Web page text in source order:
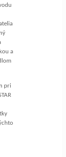
a
pri